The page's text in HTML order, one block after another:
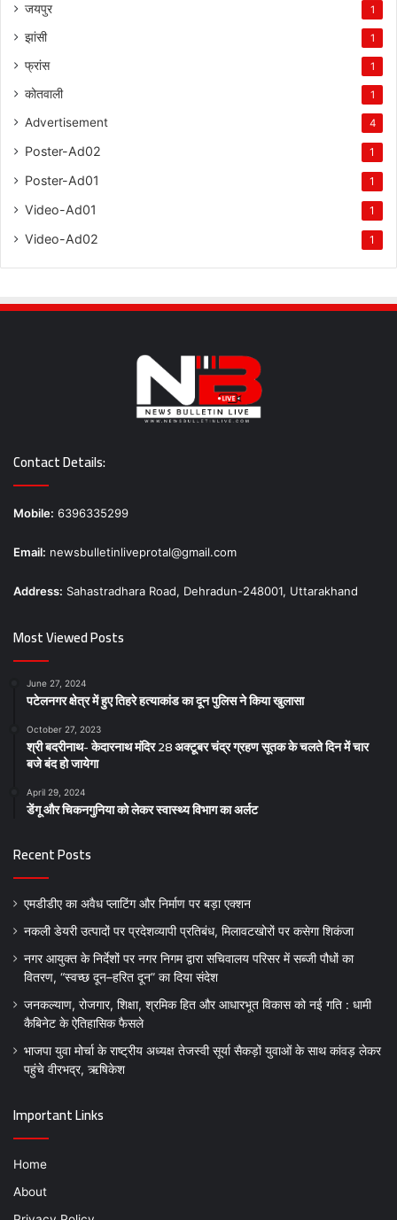
जयपुर 1
झांसी 1
फ्रांस 1
कोतवाली 1
Advertisement 4
Poster-Ad02 1
Poster-Ad01 1
Video-Ad01 1
Video-Ad02 1
Contact Details:
Mobile: 6396335299
Email: newsbulletinliveprotal@gmail.com
Address: Sahastradhara Road, Dehradun-248001, Uttarakhand
Most Viewed Posts
June 27, 2024
पटेलनगर क्षेत्र में हुए तिहरे हत्याकांड का दून पुलिस ने किया खुलासा
October 27, 2023
श्री बदरीनाथ- केदारनाथ मंदिर 28 अक्टूबर चंद्र ग्रहण सूतक के चलते दिन में चार
बजे बंद हो जायेगा
April 29, 2024
डेंगू और चिकनगुनिया को लेकर स्वास्थ्य विभाग का अर्लट
Recent Posts
एमडीडीए का अवैध प्लाटिंग और निर्माण पर बड़ा एक्शन
नकली डेयरी उत्पादों पर प्रदेशव्यापी प्रतिबंध, मिलावटखोरों पर कसेगा शिकंजा
नगर आयुक्त के निर्देशों पर नगर निगम द्वारा सचिवालय परिसर में सब्जी पौधों का
वितरण, “स्वच्छ दून–हरित दून” का दिया संदेश
जनकल्याण, रोजगार, शिक्षा, श्रमिक हित और आधारभूत विकास को नई गति : धामी
कैबिनेट के ऐतिहासिक फैसले
भाजपा युवा मोर्चा के राष्ट्रीय अध्यक्ष तेजस्वी सूर्या सैकड़ों युवाओं के साथ कांवड़ लेकर
पहुंचे वीरभद्र, ऋषिकेश
Important Links
Home
About